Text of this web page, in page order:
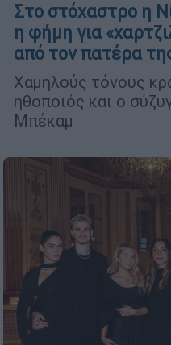
Στο στόχαστρο η
η φήμη για
από τον πατέρα
Χαμηλούς τόνους
ηθοποιός και ο
Μπέκαμ